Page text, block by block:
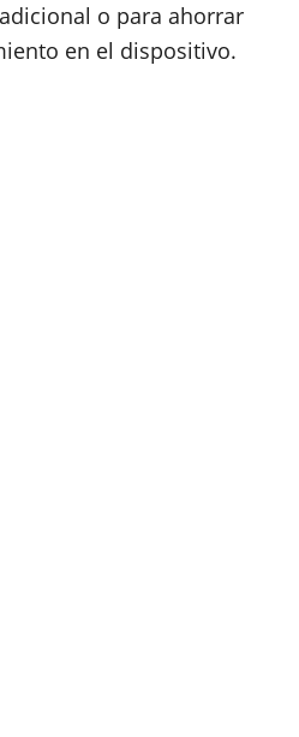
adicional o para ahorrar
en el dispositivo.